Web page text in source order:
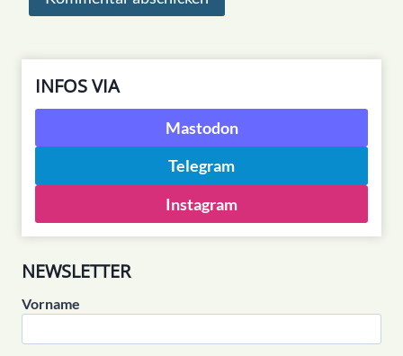
INFOS VIA
Mastodon
Telegram
Instagram
NEWSLETTER
Vorname